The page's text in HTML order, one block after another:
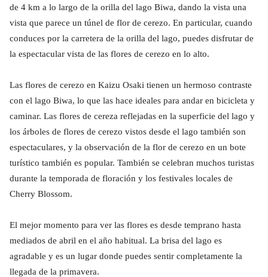
de 4 km a lo largo de la orilla del lago Biwa, dando la vista una
vista que parece un túnel de flor de cerezo. En particular, cuando
conduces por la carretera de la orilla del lago, puedes disfrutar de
la espectacular vista de las flores de cerezo en lo alto.
Las flores de cerezo en Kaizu Osaki tienen un hermoso contraste
con el lago Biwa, lo que las hace ideales para andar en bicicleta y
caminar. Las flores de cereza reflejadas en la superficie del lago y
los árboles de flores de cerezo vistos desde el lago también son
espectaculares, y la observación de la flor de cerezo en un bote
turístico también es popular. También se celebran muchos turistas
durante la temporada de floración y los festivales locales de
Cherry Blossom.
El mejor momento para ver las flores es desde temprano hasta
mediados de abril en el año habitual. La brisa del lago es
agradable y es un lugar donde puedes sentir completamente la
llegada de la primavera.